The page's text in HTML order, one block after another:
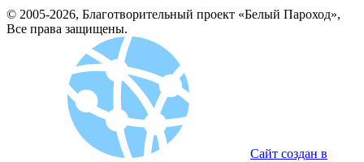
© 2005-2026, Благотворительный проект «Белый Пароход»,
Все права защищены.
Сайт создан в